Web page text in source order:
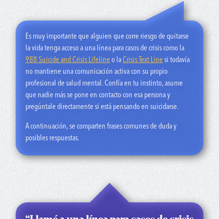
“La salud mental es tan real como la salud física. Todos
tenemos salud mental y es importante que la cuidemos”.
Es muy importante que alguien que corre riesgo de quitarse
la vida tenga acceso a una línea para casos de crisis como la
988 Suicide and Crisis Lifeline o laCrisis Text Line si todavía
no mantiene una comunicación activa con su propio
profesional de salud mental. Confía en tu instinto, asume
que nadie más se pone en contacto con esa persona y
pregúntale directamente si está pensando en suicidarse.
A continuación, se comparten frases comunes de duda y
posibles respuestas.